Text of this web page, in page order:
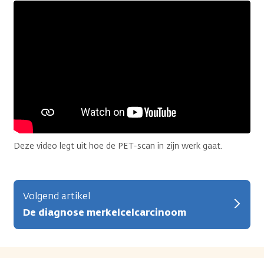
Deze video legt uit hoe de PET-scan in zijn werk gaat.
Volgend artikel
De diagnose merkelcelcarcinoom